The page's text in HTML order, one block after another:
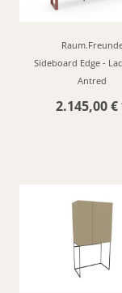
Sideboard Edge -
Antred
2.145,00